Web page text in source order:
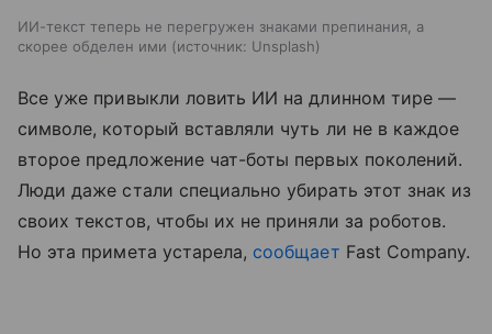
ИИ-текст теперь не перегружен знаками препинания, а
скорее обделен ими
источник: Unsplash
Все уже привыкли ловить ИИ на длинном тире —
символе, который вставляли чуть ли не в каждое
второе предложение чат-боты первых поколений.
Люди даже стали специально убирать этот знак из
своих текстов, чтобы их не приняли за роботов.
Но эта примета устарела, сообщает Fast Company.